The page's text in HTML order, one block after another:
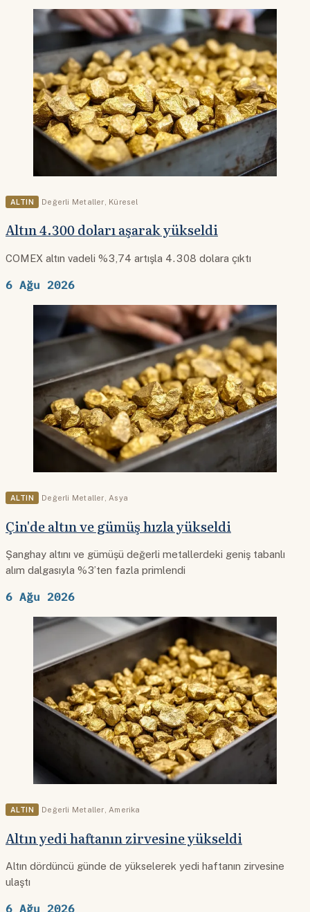
ALTIN Değerli Metaller Küresel
Altın 4.300 doları aşarak yükseldi
COMEX altın vadeli %3,74 artışla 4.308 dolara çıktı
6 Ağu 2026
ALTIN Değerli Metaller Asya
Çin'de altın ve gümüş hızla yükseldi
Şanghay altını ve gümüşü değerli metallerdeki geniş tabanlı
alım dalgasıyla %3’ten fazla primlendi
6 Ağu 2026
ALTIN Değerli Metaller Amerika
Altın yedi haftanın zirvesine yükseldi
Altın dördüncü günde de yükselerek yedi haftanın zirvesine
ulaştı
6 Ağu 2026